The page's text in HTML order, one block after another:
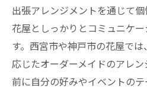
地元の花屋が作り
ジ
花屋が教える心を豊
神戸市で花屋の出張アレ
出張アレンジメントを通じて個
花屋としっかりとコミュニケ
す。西宮市や神戸市の花屋で
応じたオーダーメイドのアレ
前に自分の好みやイベントの